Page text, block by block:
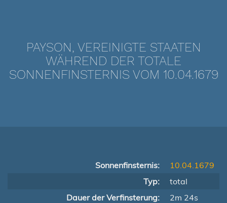
PAYSON, VEREINIGTE STAATEN
WÄHREND DER TOTALE
SONNENFINSTERNIS VOM 10.04.1679
Sonnenfinsternis:
10.04.1679
Typ:
total
Dauer der Verfinsterung:
2m 24s